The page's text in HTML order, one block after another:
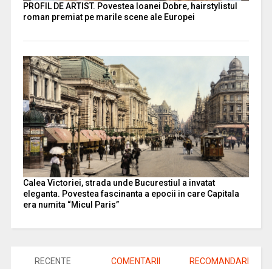
PROFIL DE ARTIST. Povestea Ioanei Dobre, hairstylistul
roman premiat pe marile scene ale Europei
Calea Victoriei, strada unde Bucurestiul a invatat
eleganta. Povestea fascinanta a epocii in care Capitala
era numita “Micul Paris”
RECENTE COMENTARII RECOMANDARI